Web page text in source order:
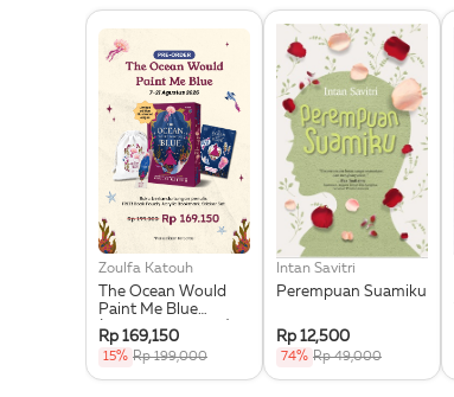
Zoulfa Katouh
The Ocean Would
Paint Me Blue
(Illustration Edges) -
Exclusive Pre Order +
Acrylic Bookmark,
Pouch & Sticker Set
Rp 169,150
15% Rp 199,000
Intan Savitri
Perempuan Suamiku
Rp 12,500
74% Rp 49,000